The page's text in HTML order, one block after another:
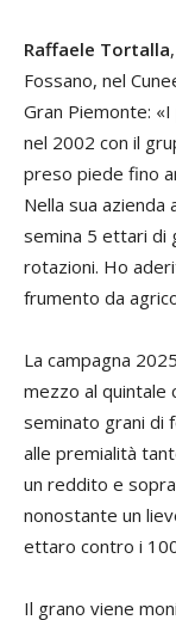
Raffaele Tortalla
Fossano, nel
Gran Piemonte:
nel 2002 con il
preso piede fino
Nella sua
semina 5 ettari di
rotazioni. Ho
frumento da
La campagna
mezzo al quintale
seminato grani di
alle premialità
un reddito e
nonostante un
ettaro contro i
Il grano viene